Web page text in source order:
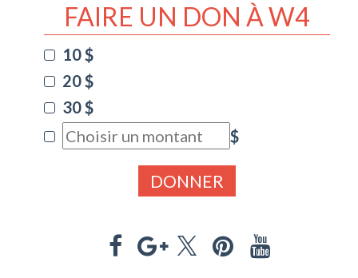
FAIRE UN DON À W4
10 $
20 $
30 $
$
DONNER